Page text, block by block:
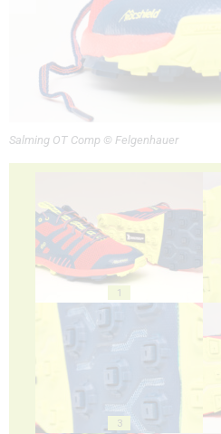
Salming OT Comp © Felgenhauer
1
3